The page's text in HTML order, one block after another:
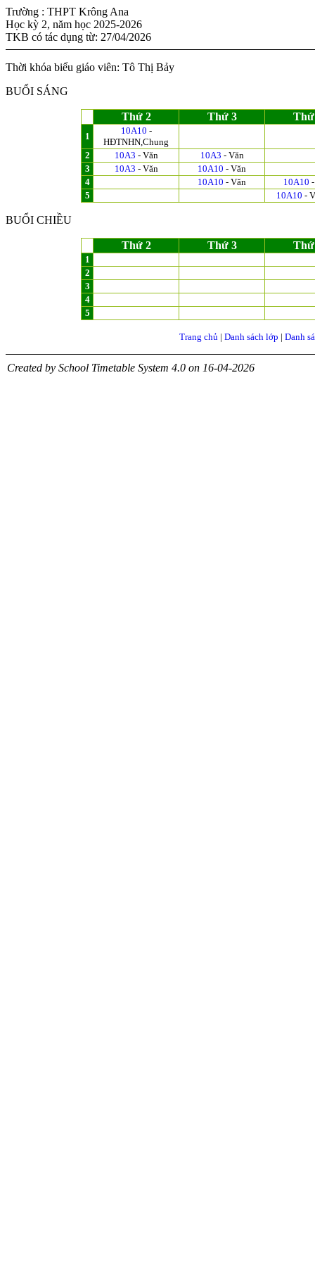
Trường : THPT Krông Ana
Học kỳ 2, năm học 2025-2026
TKB có tác dụng từ: 27/04/2026
Thời khóa biểu giáo viên: Tô Thị Bảy
BUỔI SÁNG
Thứ 2 Thứ 3 Thứ
1
10A10 -
HĐTNHN,Chung
2
10A3 - Văn 10A3 - Văn
3
10A3 - Văn 10A10 - Văn
4
10A10 - Văn 10A10
5
10A10 -
BUỔI CHIỀU
Thứ 2 Thứ 3 Thứ
1
2
3
4
5
Trang chủ| Danh sách lớp | Danh
Created by School Timetable System 4.0 on 16-04-2026